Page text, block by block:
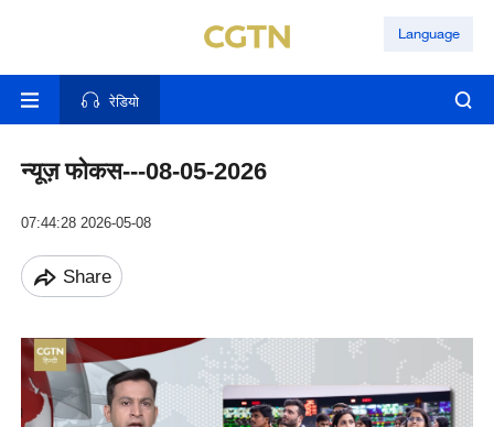
Language
रेडियो
न्यूज़ फोकस---08-05-2026
07:44:28 2026-05-08
Share